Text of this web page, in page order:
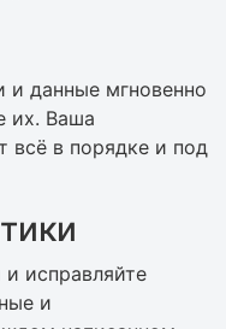
и данные мгновенно
их. Ваша
всё в порядке и под
исправляйте
и